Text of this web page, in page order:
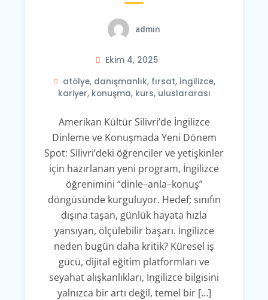
admin
Ekim 4, 2025
atölye, danışmanlık, fırsat, İngilizce,
kariyer, konuşma, kurs, uluslararası
Amerikan Kültür Silivri’de İngilizce
Dinleme ve Konuşmada Yeni Dönem
Spot: Silivri’deki öğrenciler ve yetişkinler
için hazırlanan yeni program, İngilizce
öğrenimini “dinle–anla–konuş”
döngüsünde kurguluyor. Hedef; sınıfın
dışına taşan, günlük hayata hızla
yansıyan, ölçülebilir başarı. İngilizce
neden bugün daha kritik? Küresel iş
gücü, dijital eğitim platformları ve
seyahat alışkanlıkları, İngilizce bilgisini
yalnızca bir artı değil, temel bir […]